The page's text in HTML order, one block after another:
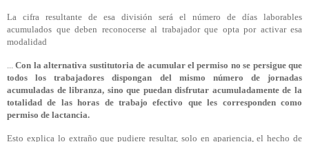
La cifra resultante de esa división será el número de días laborables
acumulados que deben reconocerse al trabajador que opta por activar esa
modalidad
...Con la alternativa sustitutoria de acumular el permiso no se persigue que
todos los trabajadores dispongan del mismo número de jornadas
acumuladas de libranza, sino que puedan disfrutar acumuladamente de la
totalidad de las horas de trabajo efectivo que les corresponden como
permiso de lactancia.
Esto explica lo extraño que pudiere resultar, solo en apariencia, el hecho de